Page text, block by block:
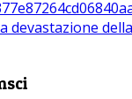
devastazione